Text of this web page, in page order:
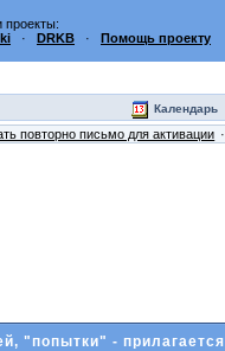
проекты:
· DRKB · Помощь проекту
Календарь
повторно письмо для активации
"попытки" - прилагается